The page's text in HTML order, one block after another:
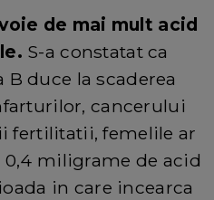
de mai mult acid
S-a constatat ca
duce la scaderea
cancerului
fertilitatii, femelile ar
miligrame de acid
in care incearca